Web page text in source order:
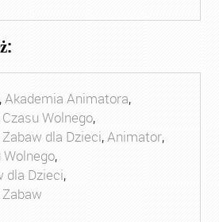
,Akademia Animatora,
Wolnego,
dla Dzieci,Animator,
,
dla Dzieci,